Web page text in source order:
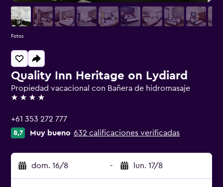
Quality Inn Heritage on Lydiard
Propiedad vacacional con Bañera de hidromasaje
4 estrellas
+61 353 272 777
8,7 Muy bueno 632 calificaciones verificadas
dom. 16/8 - lun. 17/8
Fotos